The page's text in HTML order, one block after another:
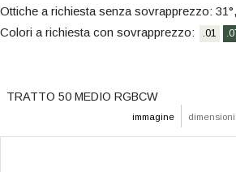
Ottiche a richiesta senza sovrapprezzo:
Colori a richiesta con sovrapprezzo:
.01
immagine dimensioni
TRATTO 50 MEDIO RGBCW